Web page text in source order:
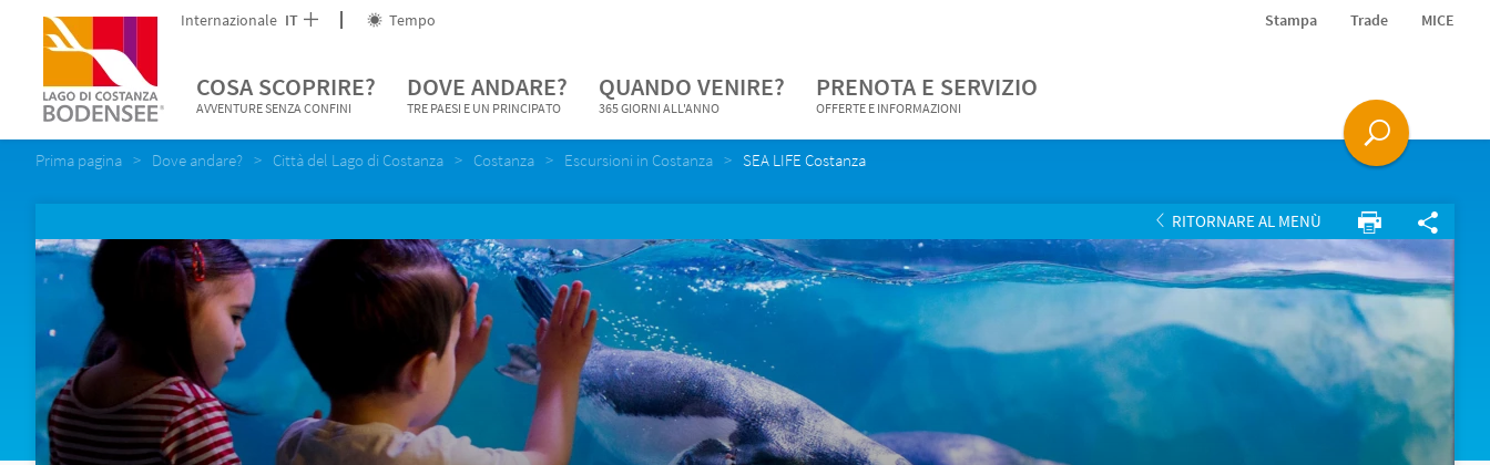
Internazionale IT Tempo Stampa Trade MICE
COSA SCOPRIRE?
AVVENTURE SENZA CONFINI
DOVE ANDARE?
TRE PAESI E UN PRINCIPATO
QUANDO VENIRE?
365 GIORNI ALL'ANNO
PRENOTA E SERVIZIO
OFFERTE E INFORMAZIONI
Prima pagina Dove andare? Città del Lago di Costanza Costanza Escursioni in Costanza SEA LIFE Costanza
RITORNARE AL MENÙ